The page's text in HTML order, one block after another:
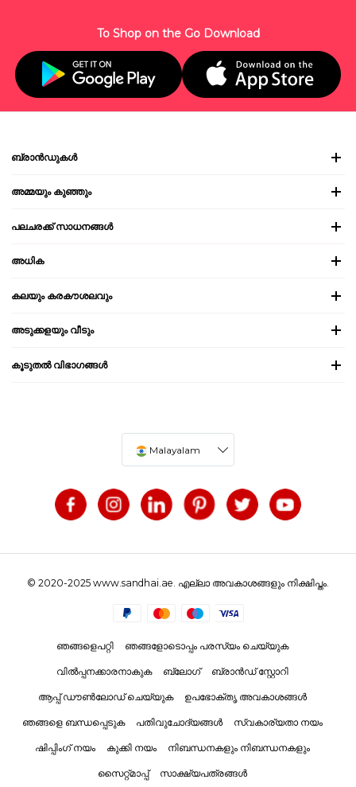
To Shop on the Go Download
ബ്രാൻഡുകൾ
അമ്മയും കുഞ്ഞും
പലചരക്ക് സാധനങ്ങൾ
അധിക
കലയും കരകൗശലവും
അടുക്കളയും വീടും
കൂടുതൽ വിഭാഗങ്ങൾ
Malayalam
© 2020-2025 www.sandhai.ae. എല്ലാ അവകാശങ്ങളും നിക്ഷിപ്തം.
ഞങ്ങളെപറ്റി ഞങ്ങളോടൊപ്പം പരസ്യം ചെയ്യുക
വിൽപ്പനക്കാരനാകുക ബ്ലോഗ് ബ്രാൻഡ് സ്റ്റോറി
ആപ്പ് ഡൗൺലോഡ് ചെയ്യുക ഉപഭോക്തൃ അവകാശങ്ങൾ
ഞങ്ങളെ ബന്ധപ്പെടുക പതിവുചോദ്യങ്ങൾ സ്വകാര്യതാ നയം
ഷിപ്പിംഗ് നയം കുക്കി നയം നിബന്ധനകളും നിബന്ധനകളും
സൈറ്റ്മാപ്പ് സാക്ഷ്യപത്രങ്ങൾ